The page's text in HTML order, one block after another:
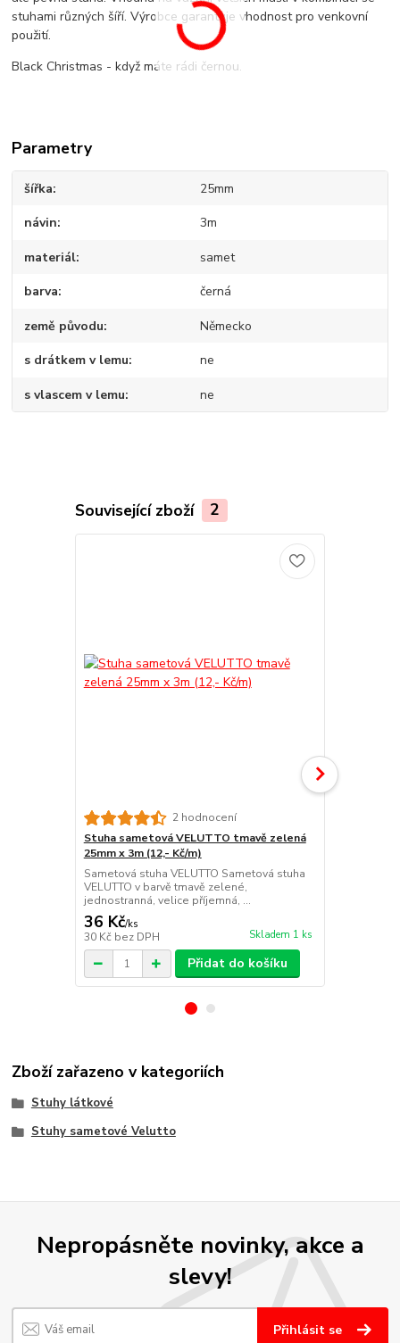
stuhami různých šíří. Výrobce garantuje vhodnost pro venkovní
použití.
Black Christmas - když máte rádi černou.
Parametry
šířka 25mm
návin 3m
materiál samet
barva černá
země původu Německo
s drátkem v lemu ne
s vlascem v lemu ne
Související zboží 2
2 hodnocení
Stuha sametová VELUTTO tmavě zelená
25mm x 3m (12,- Kč/m)
Sametová stuha VELUTTO Sametová stuha
VELUTTO v barvě tmavě zelené,
jednostranná, velice příjemná, ...
36 Kč/ks
30 Kč bez DPH Skladem 1 ks
Přidat do košíku
Zboží zařazeno v kategoriích
Stuhy látkové
Stuhy sametové Velutto
Nepropásněte novinky, akce a
slevy!
Přihlásit se